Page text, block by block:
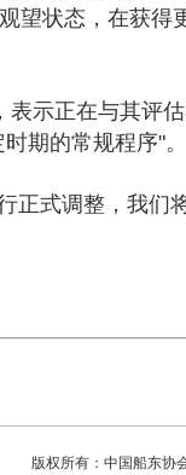
望状态，在获得
示正在与其评
期的常规程序"。
正式调整，我们
版权所有：中国船东协